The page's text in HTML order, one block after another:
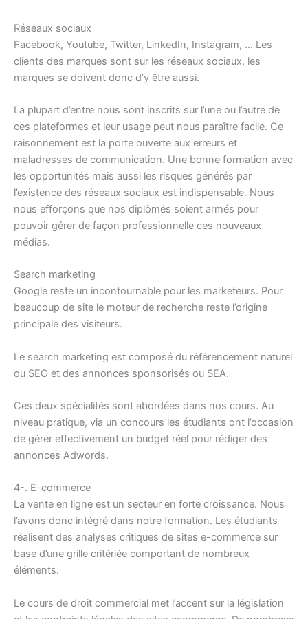
Réseaux sociaux
Facebook, Youtube, Twitter, LinkedIn, Instagram, … Les
clients des marques sont sur les réseaux sociaux, les
marques se doivent donc d’y être aussi.
La plupart d’entre nous sont inscrits sur l’une ou l’autre de
ces plateformes et leur usage peut nous paraître facile. Ce
raisonnement est la porte ouverte aux erreurs et
maladresses de communication. Une bonne formation avec
les opportunités mais aussi les risques générés par
l’existence des réseaux sociaux est indispensable. Nous
nous efforçons que nos diplômés soient armés pour
pouvoir gérer de façon professionnelle ces nouveaux
médias.
Search marketing
Google reste un incontournable pour les marketeurs. Pour
beaucoup de site le moteur de recherche reste l’origine
principale des visiteurs.
Le search marketing est composé du référencement naturel
ou SEO et des annonces sponsorisés ou SEA.
Ces deux spécialités sont abordées dans nos cours. Au
niveau pratique, via un concours les étudiants ont l’occasion
de gérer effectivement un budget réel pour rédiger des
annonces Adwords.
4-. E-commerce
La vente en ligne est un secteur en forte croissance. Nous
l’avons donc intégré dans notre formation. Les étudiants
réalisent des analyses critiques de sites e-commerce sur
base d’une grille critériée comportant de nombreux
éléments.
Le cours de droit commercial met l’accent sur la législation